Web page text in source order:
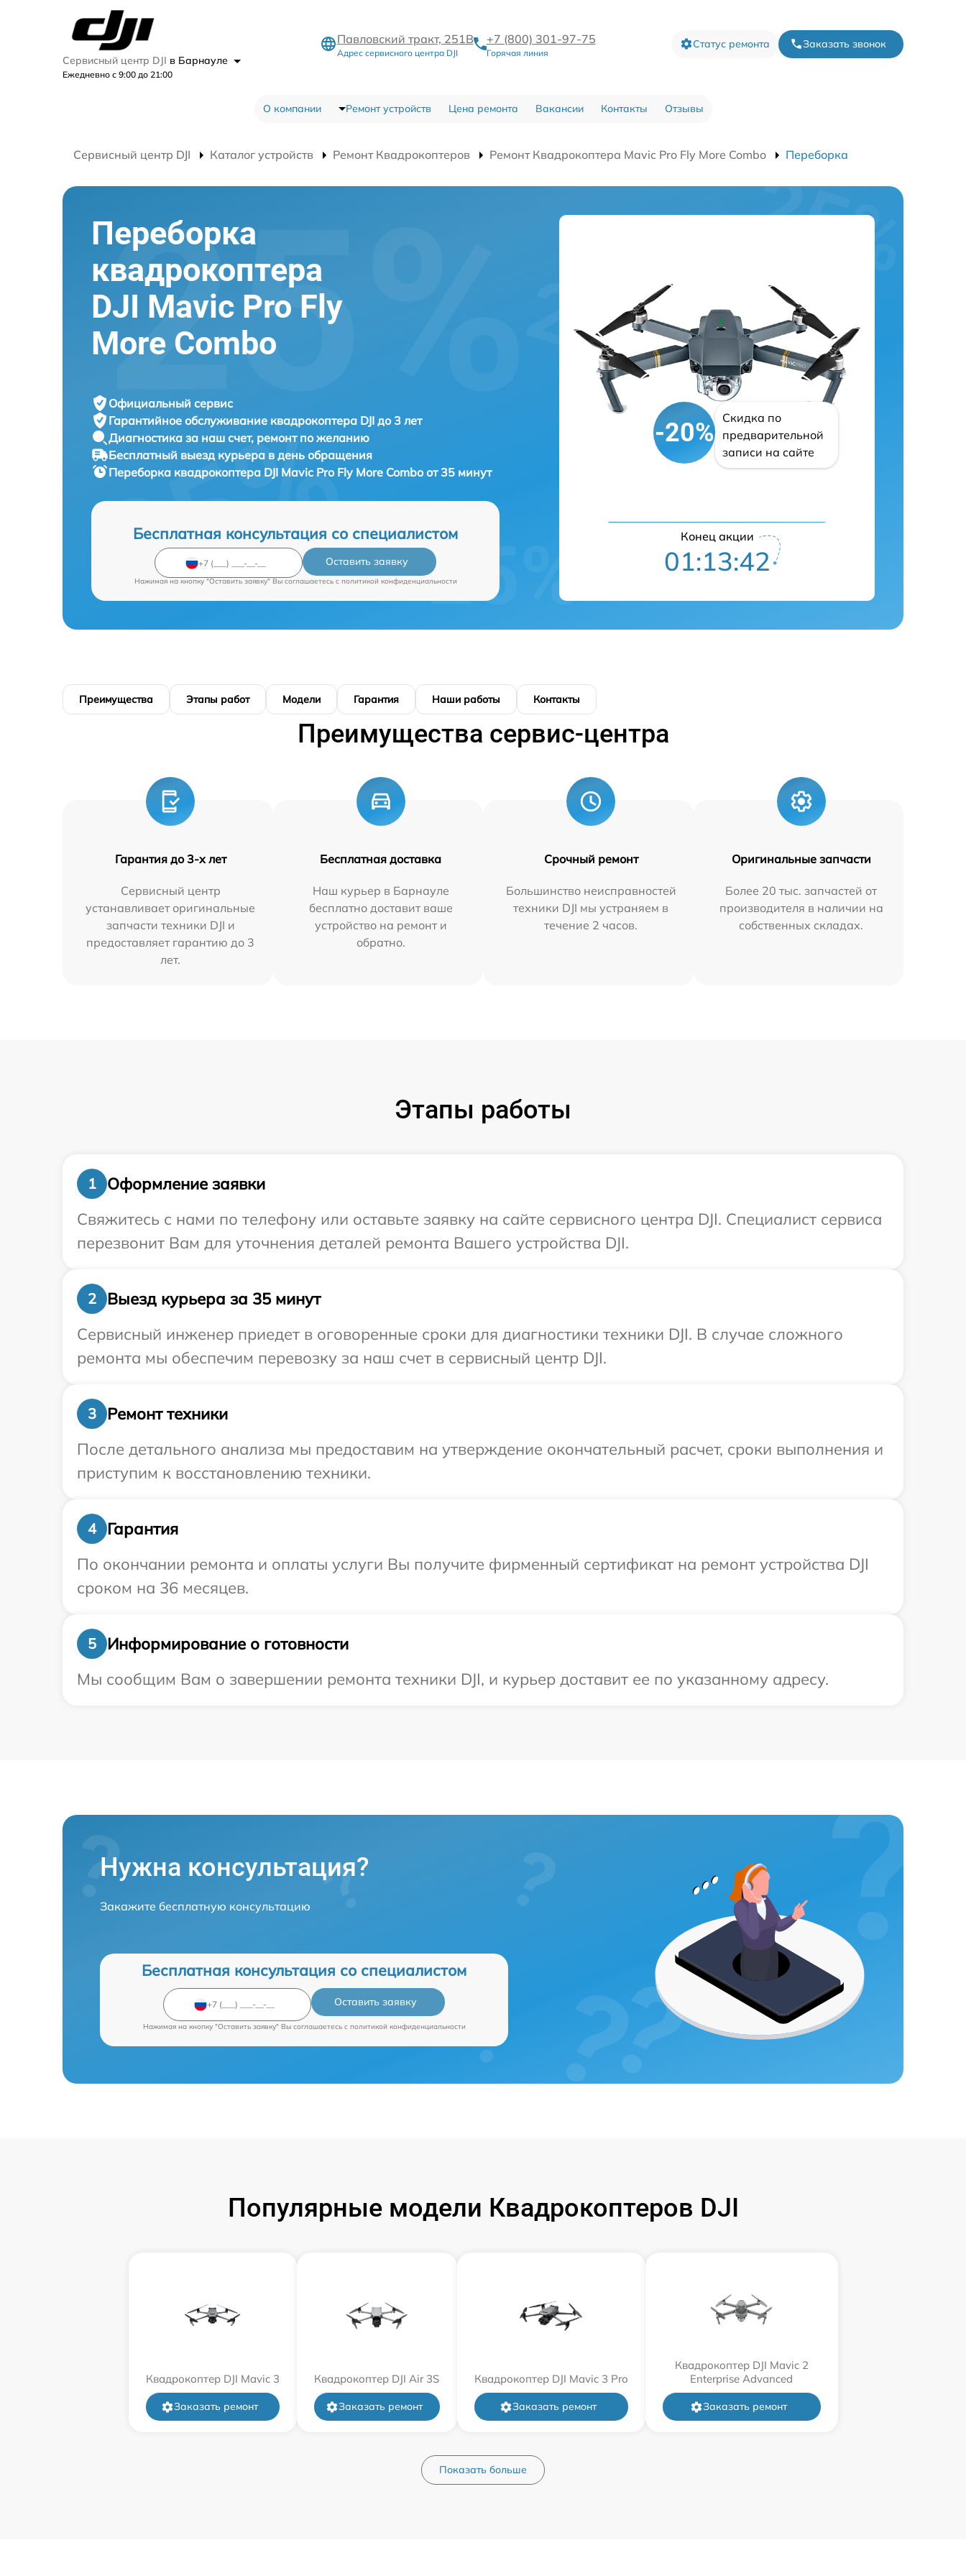
Сервисный центр DJI в Барнауле
Ежедневно с 9:00 до 21:00
Павловский тракт, 251В
Адрес сервисного центра DJI
+7 (800) 301-97-75
Горячая линия
Статус ремонта Заказать звонок
О компании Ремонт устройств Цена ремонта Вакансии Контакты Отзывы
Сервисный центр DJI Каталог устройств Ремонт Квадрокоптеров Ремонт Квадрокоптера Mavic Pro Fly More Combo Переборка
Переборка
квадрокоптера
DJI Mavic Pro Fly
More Combo
Официальный сервис
Гарантийное обслуживание квадрокоптера DJI до 3 лет
Диагностика за наш счет, ремонт по желанию
Бесплатный выезд курьера в день обращения
Переборка квадрокоптера DJI Mavic Pro Fly More Combo от 35 минут
Бесплатная консультация со специалистом
Оставить заявку
Нажимая на кнопку "Оставить заявку" Вы соглашаетесь c политикой конфиденциальности
-20%
Скидка по
предварительной
записи на сайте
Конец акции
01:13:41
Преимущества Этапы работ Модели Гарантия Наши работы Контакты
Преимущества сервис-центра
Гарантия до 3-х лет
Сервисный центр
устанавливает оригинальные
запчасти техники DJI и
предоставляет гарантию до 3
лет.
Бесплатная доставка
Наш курьер в Барнауле
бесплатно доставит ваше
устройство на ремонт и
обратно.
Срочный ремонт
Большинство неисправностей
техники DJI мы устраняем в
течение 2 часов.
Оригинальные запчасти
Более 20 тыс. запчастей от
производителя в наличии на
собственных складах.
Этапы работы
1
Оформление заявки
Свяжитесь с нами по телефону или оставьте заявку на сайте сервисного центра DJI. Специалист сервиса
перезвонит Вам для уточнения деталей ремонта Вашего устройства DJI.
2
Выезд курьера за 35 минут
Сервисный инженер приедет в оговоренные сроки для диагностики техники DJI. В случае сложного
ремонта мы обеспечим перевозку за наш счет в сервисный центр DJI.
3
Ремонт техники
После детального анализа мы предоставим на утверждение окончательный расчет, сроки выполнения и
приступим к восстановлению техники.
4
Гарантия
По окончании ремонта и оплаты услуги Вы получите фирменный сертификат на ремонт устройства DJI
сроком на 36 месяцев.
5
Информирование о готовности
Мы сообщим Вам о завершении ремонта техники DJI, и курьер доставит ее по указанному адресу.
Нужна консультация?
Закажите бесплатную консультацию
Бесплатная консультация со специалистом
Оставить заявку
Нажимая на кнопку "Оставить заявку" Вы соглашаетесь c политикой конфиденциальности
Популярные модели Квадрокоптеров DJI
Квадрокоптер DJI Mavic 3
Заказать ремонт
Квадрокоптер DJI Air 3S
Заказать ремонт
Квадрокоптер DJI Mavic 3 Pro
Заказать ремонт
Квадрокоптер DJI Mavic 2
Enterprise Advanced
Заказать ремонт
Показать больше